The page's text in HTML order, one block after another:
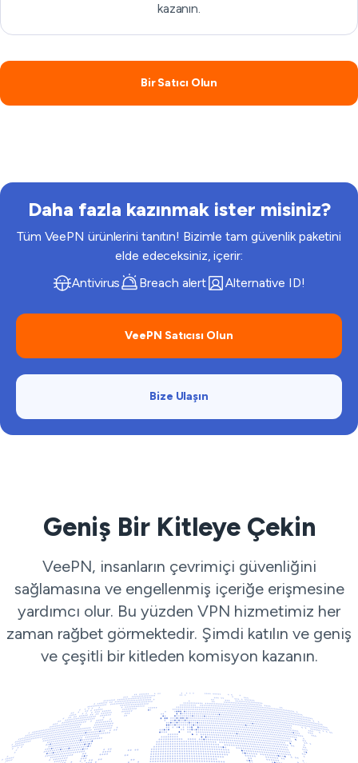
kazanın.
Bir Satıcı Olun
Daha fazla kazınmak ister misiniz?
Tüm VeePN ürünlerini tanıtın! Bizimle tam güvenlik paketini
elde edeceksiniz, içerir:
Antivirus
Breach alert Alternative ID!
VeePN Satıcısı Olun
Bize Ulaşın
Geniş Bir Kitleye Çekin
VeePN, insanların çevrimiçi güvenliğini
sağlamasına ve engellenmiş içeriğe erişmesine
yardımcı olur. Bu yüzden VPN hizmetimiz her
zaman rağbet görmektedir. Şimdi katılın ve geniş
ve çeşitli bir kitleden komisyon kazanın.